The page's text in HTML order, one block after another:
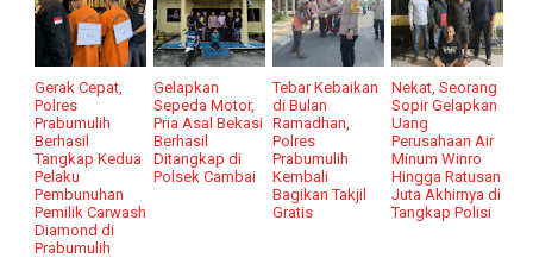
Gerak Cepat,
Polres
Prabumulih
Berhasil
Tangkap Kedua
Pelaku
Pembunuhan
Pemilik Carwash
Diamond di
Prabumulih
Gelapkan
Sepeda Motor,
Pria Asal Bekasi
Berhasil
Ditangkap di
Polsek Cambai
Tebar Kebaikan
di Bulan
Ramadhan,
Polres
Prabumulih
Kembali
Bagikan Takjil
Gratis
Nekat, Seorang
Sopir Gelapkan
Uang
Perusahaan Air
Minum Winro
Hingga Ratusan
Juta Akhirnya di
Tangkap Polisi